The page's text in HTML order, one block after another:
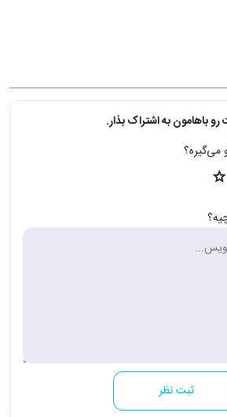
باهامون به اشتراک بذار.
می‌گیره؟
ثبت نظر